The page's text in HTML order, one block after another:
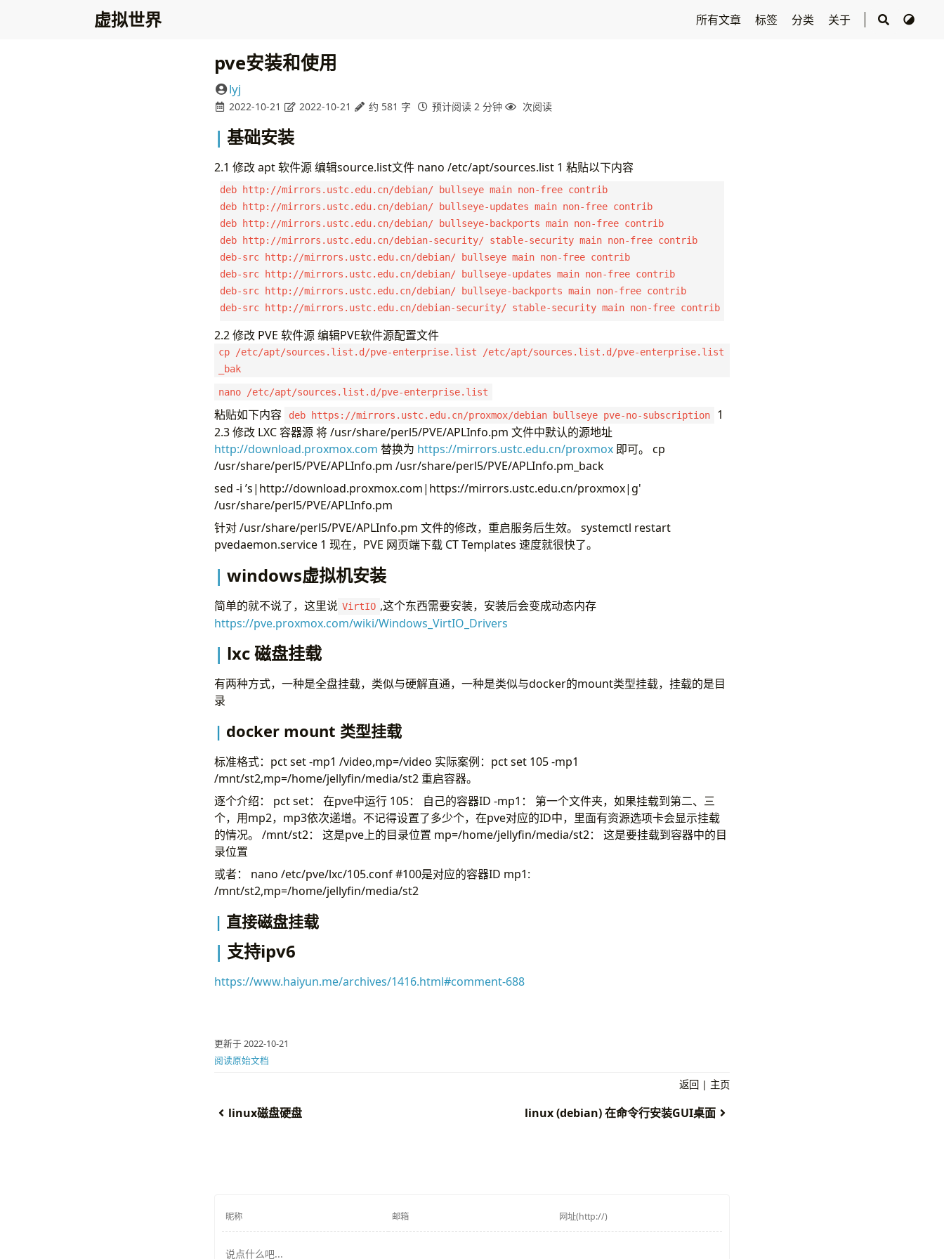
虚拟世界 所有文章 标签 分类 关于
pve安装和使用
lyj
2022-10-21 2022-10-21 约 581 字 预计阅读 2 分钟 次阅读
基础安装
2.1 修改 apt 软件源 编辑source.list文件 nano /etc/apt/sources.list 1 粘贴以下内容
deb http://mirrors.ustc.edu.cn/debian/ bullseye main non-free contrib
deb http://mirrors.ustc.edu.cn/debian/ bullseye-updates main non-free contrib
deb http://mirrors.ustc.edu.cn/debian/ bullseye-backports main non-free contrib
deb http://mirrors.ustc.edu.cn/debian-security/ stable-security main non-free contrib
deb-src http://mirrors.ustc.edu.cn/debian/ bullseye main non-free contrib
deb-src http://mirrors.ustc.edu.cn/debian/ bullseye-updates main non-free contrib
deb-src http://mirrors.ustc.edu.cn/debian/ bullseye-backports main non-free contrib
deb-src http://mirrors.ustc.edu.cn/debian-security/ stable-security main non-free contrib
2.2 修改 PVE 软件源 编辑PVE软件源配置文件
cp /etc/apt/sources.list.d/pve-enterprise.list /etc/apt/sources.list.d/pve-enterprise.list
_bak
nano /etc/apt/sources.list.d/pve-enterprise.list
粘贴如下内容 deb https://mirrors.ustc.edu.cn/proxmox/debian bullseye pve-no-subscription
1
2.3 修改 LXC 容器源 将 /usr/share/perl5/PVE/APLInfo.pm 文件中默认的源地址
http://download.proxmox.com 替换为 https://mirrors.ustc.edu.cn/proxmox即可。 cp
/usr/share/perl5/PVE/APLInfo.pm /usr/share/perl5/PVE/APLInfo.pm_back
sed -i ’s|http://download.proxmox.com|https://mirrors.ustc.edu.cn/proxmox|g'
/usr/share/perl5/PVE/APLInfo.pm
针对 /usr/share/perl5/PVE/APLInfo.pm 文件的修改，重启服务后生效。 systemctl restart
pvedaemon.service 1 现在，PVE 网页端下载 CT Templates 速度就很快了。
windows虚拟机安装
简单的就不说了，这里说 VirtIO ,这个东西需要安装，安装后会变成动态内存
https://pve.proxmox.com/wiki/Windows_VirtIO_Drivers
lxc 磁盘挂载
有两种方式，一种是全盘挂载，类似与硬解直通，一种是类似与docker的mount类型挂载，挂载的是目
录
docker mount 类型挂载
标准格式：pct set -mp1 /video,mp=/video 实际案例：pct set 105 -mp1
/mnt/st2,mp=/home/jellyfin/media/st2 重启容器。
逐个介绍： pct set： 在pve中运行 105： 自己的容器ID -mp1： 第一个文件夹，如果挂载到第二、三
个，用mp2，mp3依次递增。不记得设置了多少个，在pve对应的ID中，里面有资源选项卡会显示挂载
的情况。 /mnt/st2： 这是pve上的目录位置 mp=/home/jellyfin/media/st2： 这是要挂载到容器中的目
录位置
或者： nano /etc/pve/lxc/105.conf #100是对应的容器ID mp1:
/mnt/st2,mp=/home/jellyfin/media/st2
直接磁盘挂载
支持ipv6
https://www.haiyun.me/archives/1416.html#comment-688
更新于 2022-10-21
阅读原始文档
返回 | 主页
linux磁盘硬盘 linux (debian) 在命令行安装GUI桌面